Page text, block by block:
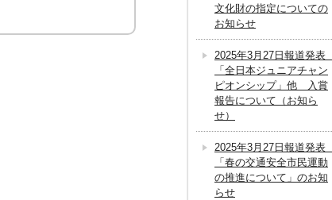
文化財の指定についての
お知らせ
2025年3月27日報道発表
「全日本ジュニアチャン
ピオンシップ」他 入賞
報告について（お知ら
せ）
2025年3月27日報道発表
「春の交通安全市民運動
の推進について」のお知
らせ